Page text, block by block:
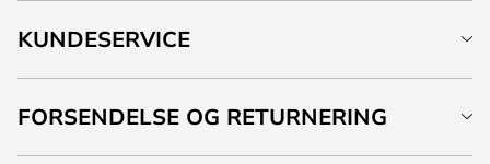
KUNDESERVICE
FORSENDELSE OG RETURNERING